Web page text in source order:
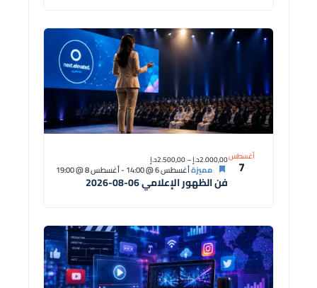
أغسطس
7
فن الظهور الإعلامي 06-08-2026
مميزةأغسطس 6 @ 14:00 -أغسطس 8 @ 19:00
2.000,00د.إ – 2.500,00د.إ